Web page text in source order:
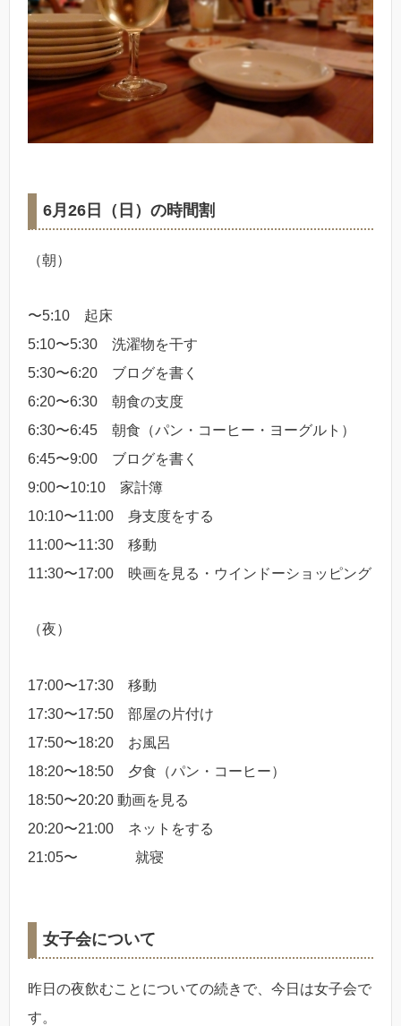
6月26日（日）の時間割
（朝）
〜5:10 起床
5:10〜5:30 洗濯物を干す
5:30〜6:20 ブログを書く
6:20〜6:30 朝食の支度
6:30〜6:45 朝食（パン・コーヒー・ヨーグルト）
6:45〜9:00 ブログを書く
9:00〜10:10 家計簿
10:10〜11:00 身支度をする
11:00〜11:30 移動
11:30〜17:00 映画を見る・ウインドーショッピング
（夜）
17:00〜17:30 移動
17:30〜17:50 部屋の片付け
17:50〜18:20 お風呂
18:20〜18:50 夕食（パン・コーヒー）
18:50〜20:20 動画を見る
20:20〜21:00 ネットをする
21:05〜 就寝
女子会について
昨日の夜飲むことについての続きで、今日は女子会で
す。